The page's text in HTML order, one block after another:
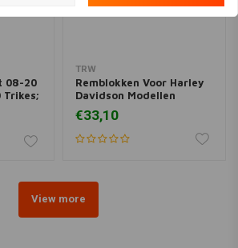
08-20
Trikes;
TRW
Remblokken Voor Harley
Davidson Modellen
€33,10
View more